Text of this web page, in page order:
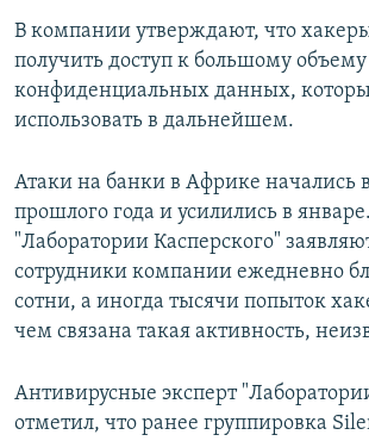
В компании утверждают, что
получить доступ к большому объему
конфиденциальных данных,
использовать в дальнейшем.
Атаки на банки в Африке начались
прошлого года и усилились в
"Лаборатории Касперского"
сотрудники компании ежедневно
сотни, а иногда тысячи попыток
чем связана такая активность,
Антивирусные эксперт
отметил, что ранее группировка